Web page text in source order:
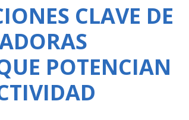
CLAVE DE
POTENCIAN